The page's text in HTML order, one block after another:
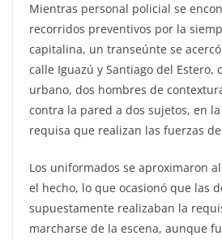
Mientras personal policial se
recorridos preventivos por la
capitalina, un transeúnte se
calle Iguazú y Santiago del Estero,
urbano, dos hombres de
contra la pared a dos sujetos, en
requisa que realizan las fuerzas
Los uniformados se aproximaron
el hecho, lo que ocasionó que las
supuestamente realizaban la
marcharse de la escena, aunque